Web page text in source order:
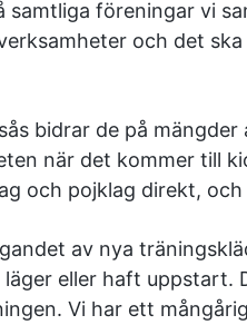
föreningar vi
och det
bidrar de på
när det kommer till
och pojklag direkt,
av nya
eller haft
Vi har ett